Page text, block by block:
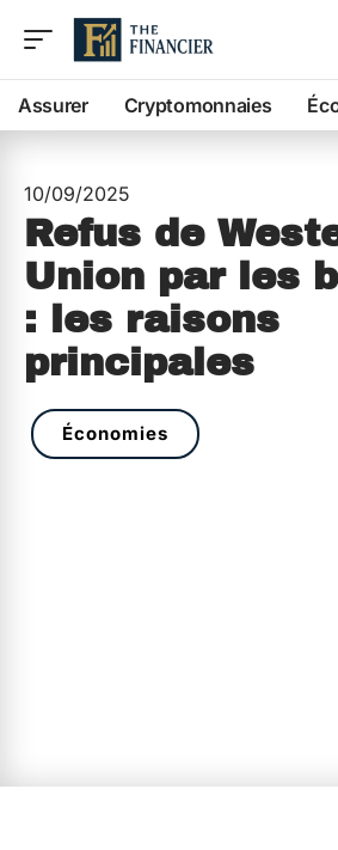
Assurer Cryptomonnaies
10/09/2025
Refus de
Union par les
: les raisons
principales
Économies